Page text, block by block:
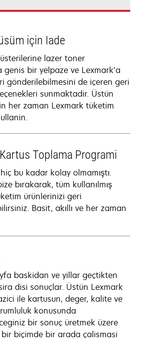
için Iade
lazer toner
bir yelpaze ve Lexmark’a
gönderilebilmesini de içeren geri
sunmaktadir. Üstün
her zaman Lexmark tüketim
Toplama Programi
bu kadar kolay olmamıştı.
bırakarak, tüm kullanılmış
ürünlerinizi geri
Basit, akıllı ve her zaman
baskidan ve yillar geçtikten
disi sonuçlar. Üstün Lexmark
ile kartusun, deger, kalite ve
konusunda
bir sonuç üretmek üzere
bir biçimde bir arada çalismasi